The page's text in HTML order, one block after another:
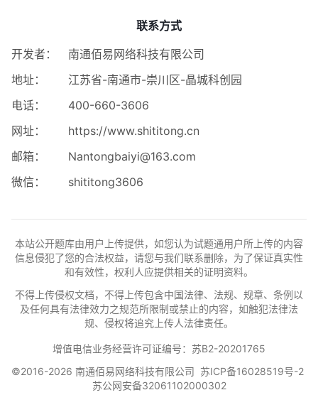
联系方式
开发者：
南通佰易网络科技有限公司
地址：
江苏省-南通市-崇川区-晶城科创园
电话：
400-660-3606
网址：
https://www.shititong.cn
邮箱：
Nantongbaiyi@163.com
微信：
shititong3606
本站公开题库由用户上传提供，如您认为试题通用户所上传的内容
信息侵犯了您的合法权益，请您与我们联系删除，为了保证真实性
和有效性，权利人应提供相关的证明资料。
不得上传侵权文档，不得上传包含中国法律、法规、规章、条例以
及任何具有法律效力之规范所限制或禁止的内容，如触犯法律法
规、侵权将追究上传人法律责任。
增值电信业务经营许可证编号：苏B2-20201765
©2016-2026 南通佰易网络科技有限公司 苏ICP备16028519号-2
苏公网安备32061102000302